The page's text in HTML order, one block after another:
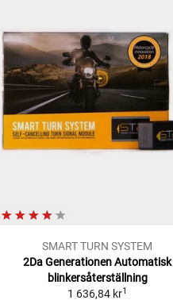
SMART TURN SYSTEM
2Da Generationen Automatisk
blinkersåterställning
1 636,84 kr1